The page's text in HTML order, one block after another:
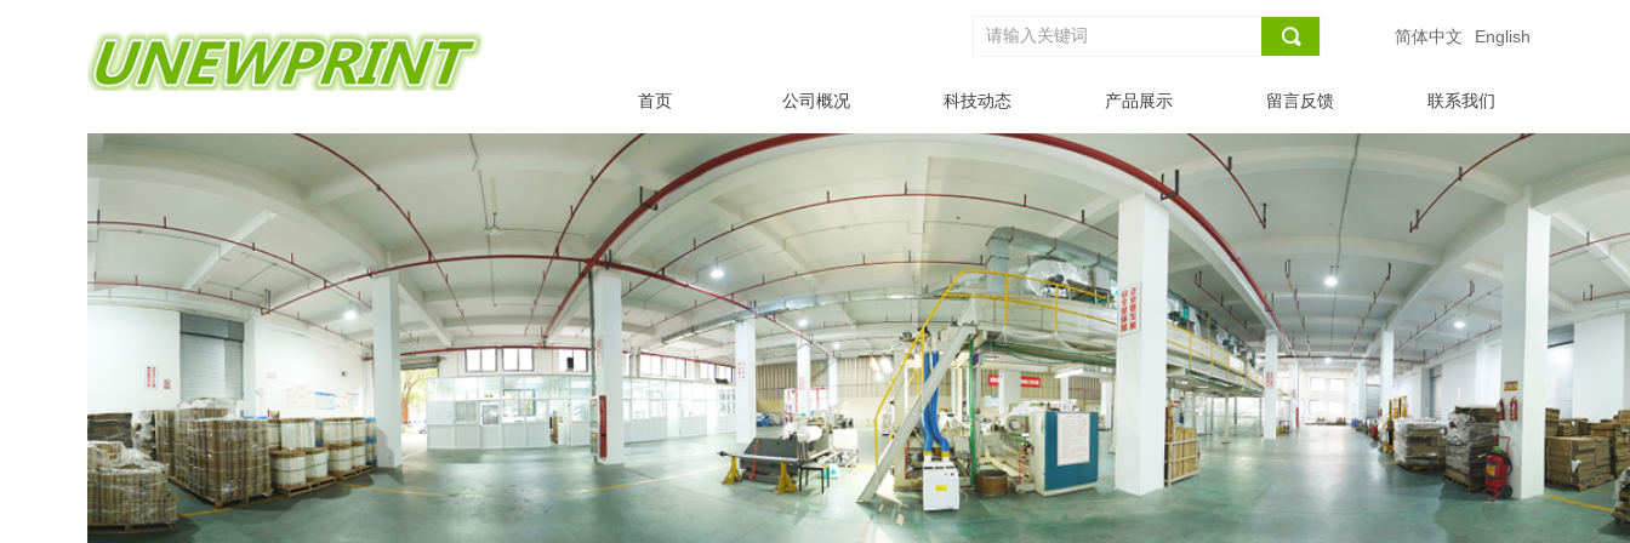
首页 公司概况 科技动态 产品展示 留言反馈 联系我们
끠 简体中文 English